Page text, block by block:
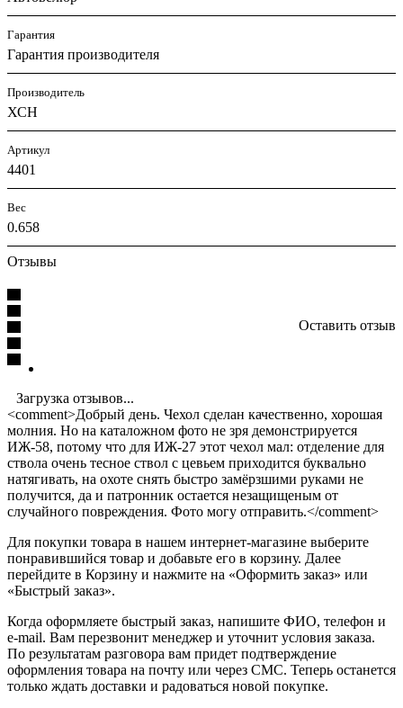
Гарантия
Гарантия производителя
Производитель
ХСН
Артикул
4401
Вес
0.658
Отзывы
Оставить отзыв
Загрузка отзывов...
<comment>Добрый день. Чехол сделан качественно, хорошая
молния. Но на каталожном фото не зря демонстрируется
ИЖ-58, потому что для ИЖ-27 этот чехол мал: отделение для
ствола очень тесное ствол с цевьем приходится буквально
натягивать, на охоте снять быстро замёрзшими руками не
получится, да и патронник остается незащищеным от
случайного повреждения. Фото могу отправить.</comment>
Для покупки товара в нашем интернет-магазине выберите
понравившийся товар и добавьте его в корзину. Далее
перейдите в Корзину и нажмите на «Оформить заказ» или
«Быстрый заказ».
Когда оформляете быстрый заказ, напишите ФИО, телефон и
e-mail. Вам перезвонит менеджер и уточнит условия заказа.
По результатам разговора вам придет подтверждение
оформления товара на почту или через СМС. Теперь останется
только ждать доставки и радоваться новой покупке.